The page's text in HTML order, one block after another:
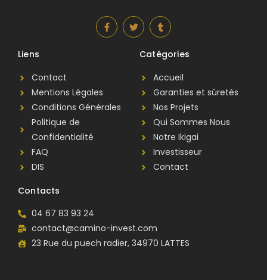
Liens
Contact
Mentions Légales
Conditions Générales
Politique de
Confidentialité
FAQ
DIS
Catégories
Accueil
Garanties et sûretés
Nos Projets
Qui Sommes Nous
Notre Ikigai
Investisseur
Contact
Contacts
04 67 83 93 24
contact@camino-invest.com
23 Rue du puech radier, 34970 LATTES